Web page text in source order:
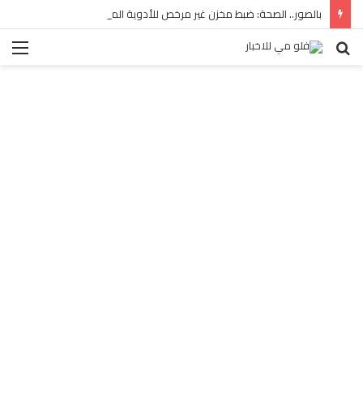
بالصور.. الصحة: ضبط مخزن غير مرخص للأدوية المهربة بالبساتين
بحث